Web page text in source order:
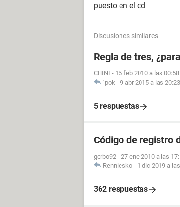
puesto en el cd
Discusiones similares
Regla de tres,
CHINI - 15 feb 2010 a las 00:58
`pok - 9 abr 2015 a las 20:23
5 respuestas
Código de registro
gerbo92 - 27 ene 2010 a las
Renniesko - 1 dic 2019 a
362 respuestas